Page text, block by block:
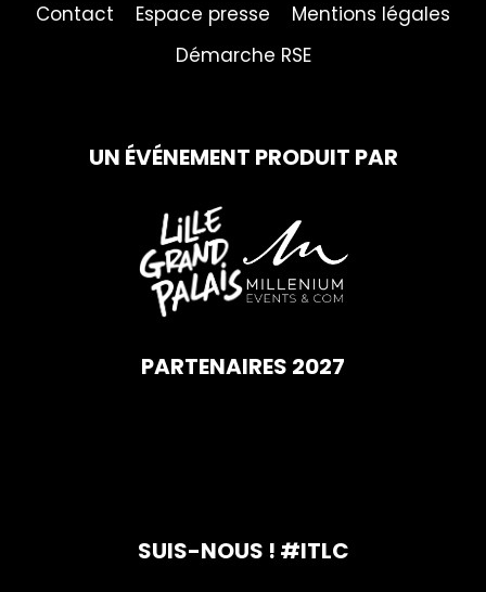
Contact
Espace presse
Mentions légales
Démarche RSE
UN ÉVÉNEMENT PRODUIT PAR
PARTENAIRES 2027
SUIS-NOUS ! #ITLC